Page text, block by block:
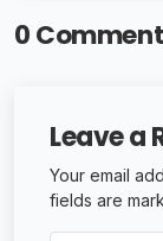
0
Leave a
Your email
fields are